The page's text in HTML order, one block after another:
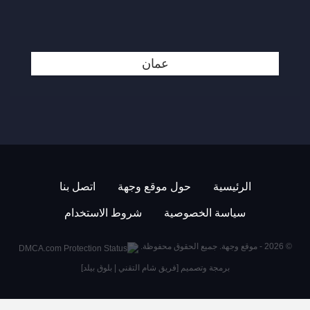
عمان
الرئيسية حول موقع وجهة اتصل بنا
سياسة الخصوصية شروط الاستخدام
© 2026 - موقع وجهة. جميع الحقوق محفوظة.
برمجة وتصميم [فريق شام التقني | بلوق بيلد]